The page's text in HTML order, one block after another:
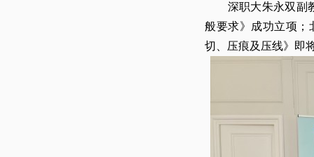
深职大朱永双副教
般要求》成功立项；
切、压痕及压线》即